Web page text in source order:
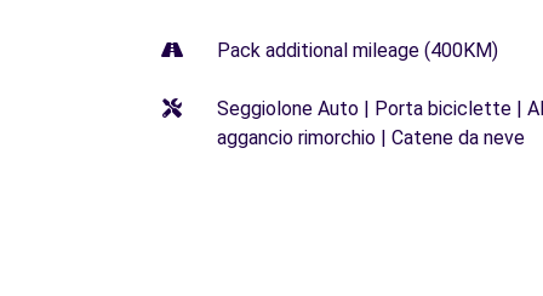
Pack additional mileage (400KM)
Seggiolone Auto | Porta biciclette |
aggancio rimorchio | Catene da neve